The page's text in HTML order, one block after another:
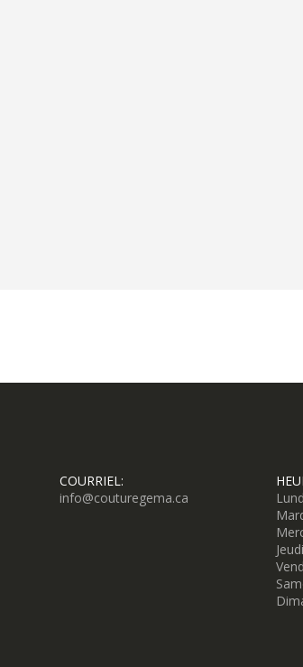
COURRIEL:
info@couturegema.ca